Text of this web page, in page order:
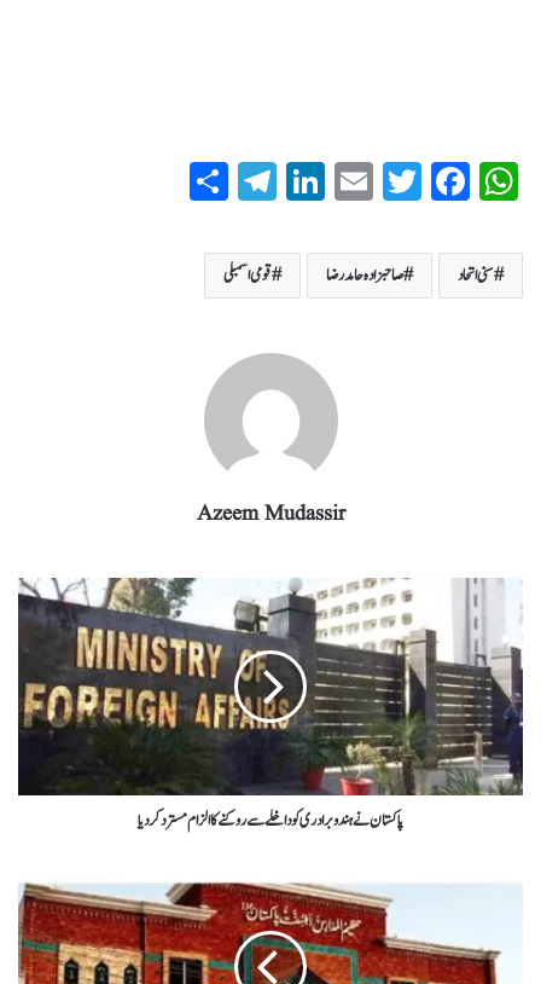
W
ha
ts
A
Fa
ce
bo
ok
T
wi
tte
r
E
m
ail
Li
nk
ed
In
T
el
eg
ra سنی اتحاد صاحبزادہ حامد رضا قومی اسمبلی
Azeem Mudassir
پاکستان نے ہندوبرادری کوداخلےسےروکنےکاالزام مسترد کردیا